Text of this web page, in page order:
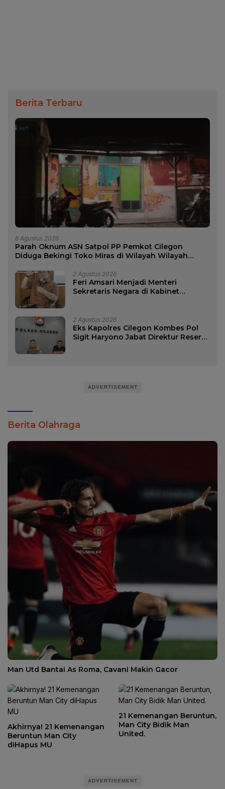
Berita Terbaru
6 Agustus 2026
Parah Oknum ASN Satpol PP Pemkot Cilegon
Diduga Bekingi Toko Miras di Wilayah Wilayah
2 Agustus 2026
Feri Amsari Menjadi Menteri
Sekretaris Negara di Kabinet
2 Agustus 2026
Eks Kapolres Cilegon Kombes Pol
Sigit Haryono Jabat Direktur Reserse
ADVERTISEMENT
Berita Olahraga
Man Utd Bantai As Roma, Cavani Makin Gacor
Akhirnya! 21 Kemenangan
Beruntun Man City
diHapus MU
21 Kemenangan Beruntun,
Man City Bidik Man
United.
ADVERTISEMENT